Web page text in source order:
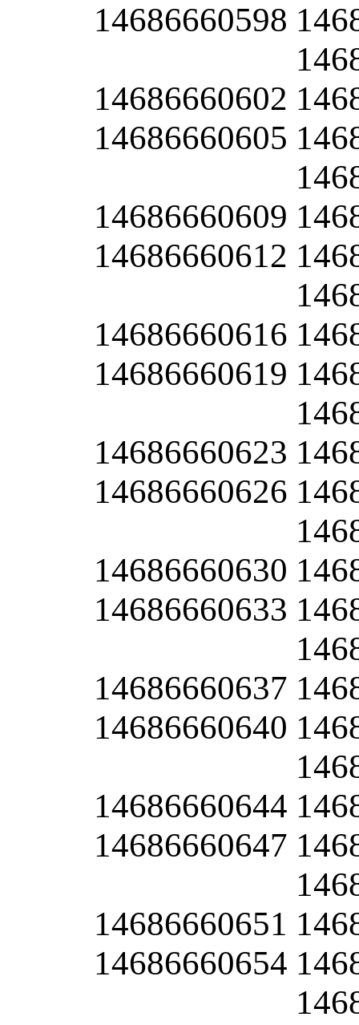
14686660598
14686660602
14686660605
14686660609
14686660612
14686660616
14686660619
14686660623
14686660626
14686660630
14686660633
14686660637
14686660640
14686660644
14686660647
14686660651
14686660654